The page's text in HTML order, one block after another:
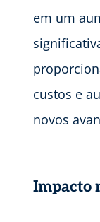
em um
custos e
novos
Impacto